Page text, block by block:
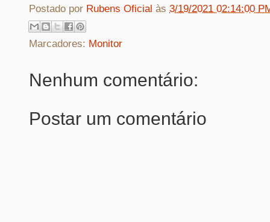
Postado por Rubens Oficial às 3/19/2021 02:14:00
Marcadores: Monitor
Nenhum comentário:
Postar um comentário